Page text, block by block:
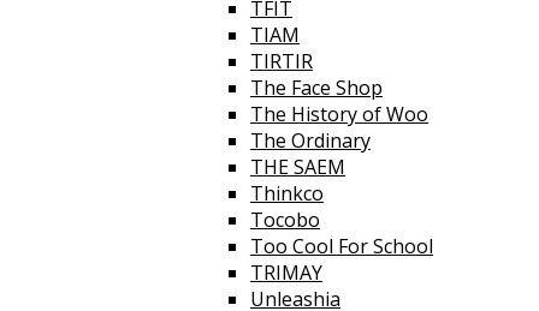
TFIT
TIAM
TIRTIR
The Face Shop
The History of Woo
The Ordinary
THE SAEM
Thinkco
Tocobo
Too Cool For School
TRIMAY
Unleashia